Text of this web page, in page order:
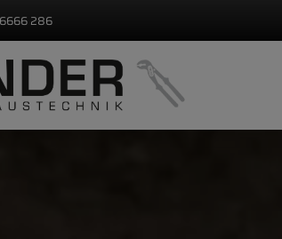
286